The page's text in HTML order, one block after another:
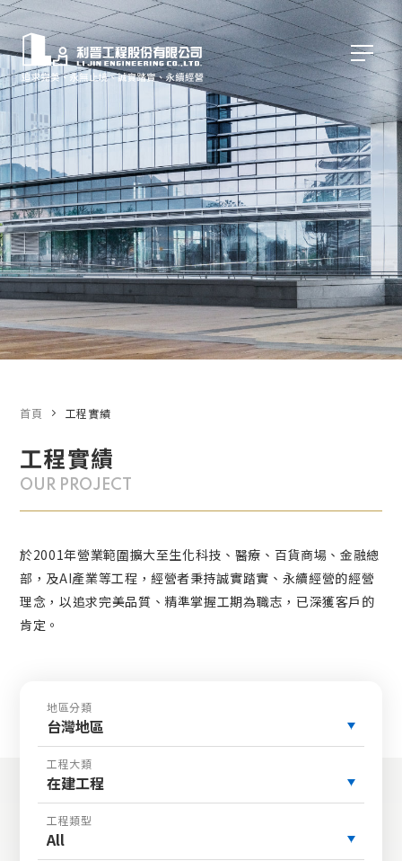
工程實績
OUR PROJECT
於2001年營業範圍擴大至生化科技、醫療、百貨商場、金融總
部，及AI產業等工程，經營者秉持誠實踏實、永續經營的經營
理念，以追求完美品質、精準掌握工期為職志，已深獲客戶的
肯定。
首頁 工程實績
地區分類
台灣地區
工程大類
在建工程
工程類型
All